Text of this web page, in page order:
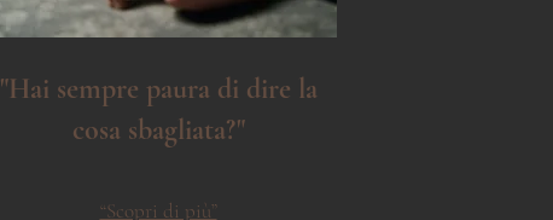
"Hai sempre paura di dire la
cosa sbagliata?"
“Scopri di più”